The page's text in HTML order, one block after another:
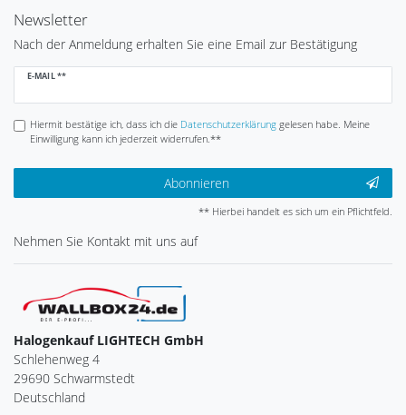
Newsletter
Nach der Anmeldung erhalten Sie eine Email zur Bestätigung
E-MAIL **
Newsletter
Hiermit bestätige ich, dass ich die Daten­schutz­erklärunggelesen habe. Meine
Einwilligung kann ich jederzeit widerrufen.**
Abonnieren
** Hierbei handelt es sich um ein Pflichtfeld.
Nehmen Sie Kontakt mit uns auf
Halogenkauf LIGHTECH GmbH
Schlehenweg 4
29690 Schwarmstedt
Deutschland